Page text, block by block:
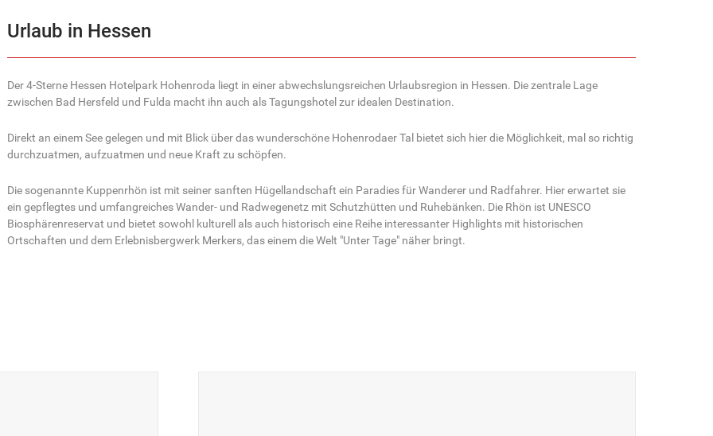
Urlaub in Hessen
Der 4-Sterne Hessen Hotelpark Hohenroda liegt in einer abwechslungsreichen Urlaubsregion in Hessen. Die zentrale Lage
zwischen Bad Hersfeld und Fulda macht ihn auch als Tagungshotel zur idealen Destination.
Direkt an einem See gelegen und mit Blick über das wunderschöne Hohenrodaer Tal bietet sich hier die Möglichkeit, mal so richtig
durchzuatmen, aufzuatmen und neue Kraft zu schöpfen.
Die sogenannte Kuppenrhön ist mit seiner sanften Hügellandschaft ein Paradies für Wanderer und Radfahrer. Hier erwartet sie
ein gepflegtes und umfangreiches Wander- und Radwegenetz mit Schutzhütten und Ruhebänken. Die Rhön ist UNESCO
Biosphärenreservat und bietet sowohl kulturell als auch historisch eine Reihe interessanter Highlights mit historischen
Ortschaften und dem Erlebnisbergwerk Merkers, das einem die Welt "Unter Tage" näher bringt.